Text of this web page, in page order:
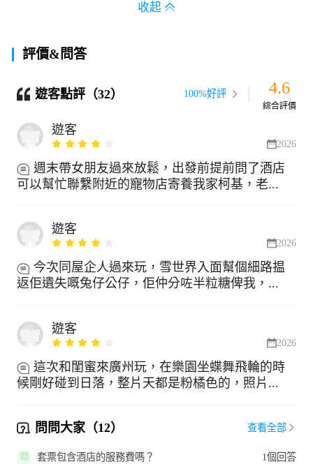
收起
評價&問答
遊客點評（32） 100%好評 4.6
綜合評價
遊客
2026
週末帶女朋友過來放鬆，出發前提前問了酒店
可以幫忙聯繫附近的寵物店寄養我家柯基，老...
遊客
2026
今次同屋企人過來玩，雪世界入面幫個細路揾
返佢遺失嘅兔仔公仔，佢仲分咗半粒糖俾我，...
遊客
2026
這次和閨蜜來廣州玩，在樂園坐蝶舞飛輪的時
候剛好碰到日落，整片天都是粉橘色的，照片...
問問大家（12） 查看全部
問 套票包含酒店的服務費嗎？ 1個回答